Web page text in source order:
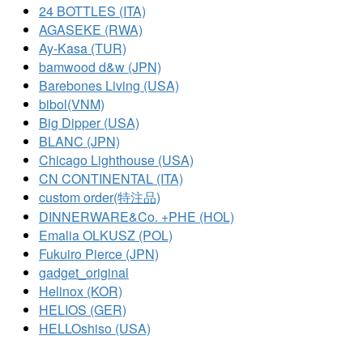
24 BOTTLES (ITA)
AGASEKE (RWA)
Ay-Kasa (TUR)
bamwood d&w (JPN)
Barebones Living (USA)
bibol(VNM)
Big Dipper (USA)
BLANC (JPN)
Chicago Lighthouse (USA)
CN CONTINENTAL (ITA)
custom order(特注品)
DINNERWARE&Co. +PHE (HOL)
Emalia OLKUSZ (POL)
Fukuiro Pierce (JPN)
gadget_original
Helinox (KOR)
HELIOS (GER)
HELLOshiso (USA)